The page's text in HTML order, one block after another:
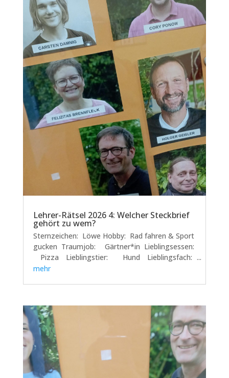
Lehrer-Rätsel 2026 4: Welcher Steckbrief
gehört zu wem?
Sternzeichen: Löwe Hobby: Rad fahren & Sport
gucken Traumjob: Gärtner*in Lieblingsessen:
Pizza Lieblingstier: Hund Lieblingsfach:
Geschichte Lieblingsoutfit: kurze Hose, Pulli
mehr